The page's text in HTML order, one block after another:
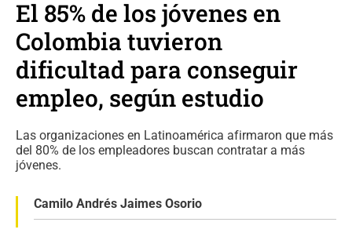
El 85% de los jóvenes en
Colombia tuvieron
dificultad para conseguir
empleo, según estudio
Las organizaciones en Latinoamérica afirmaron que más
del 80% de los empleadores buscan contratar a más
jóvenes.
Camilo Andrés Jaimes Osorio